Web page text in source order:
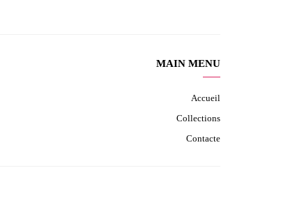
MAIN MENU
Accueil
Collections
Contacte